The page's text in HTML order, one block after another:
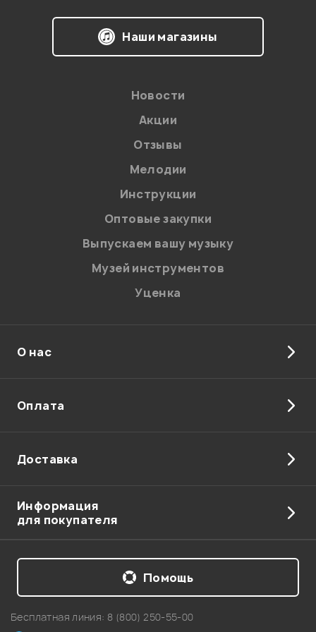
на обработку персональных данных в
Политикой в отношении обработки
персональных данных.
Введите проверочное число:
Отправить
Наши магазины
Новости
Акции
Отзывы
Мелодии
Инструкции
Оптовые закупки
Выпускаем вашу музыку
Музей инструментов
Уценка
О нас
Оплата
Доставка
Информация
для покупателя
Бесплатная линия: 8 (800) 250-55-00
Помощь